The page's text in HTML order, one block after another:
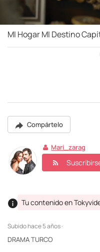
MI Hogar MI Destino
Compártelo
Mari_zarag
Subidohace 5 años ·
Tu contenido en
DRAMA TURCO